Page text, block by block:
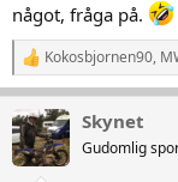
något, fråga på.
R
e
a
k
t
i
Kokosbjornen90,
Skynet
Gudomlig